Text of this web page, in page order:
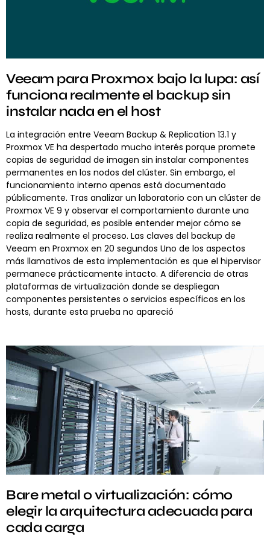
Veeam para Proxmox bajo la lupa: así
funciona realmente el backup sin
instalar nada en el host
La integración entre Veeam Backup & Replication 13.1 y
Proxmox VE ha despertado mucho interés porque promete
copias de seguridad de imagen sin instalar componentes
permanentes en los nodos del clúster. Sin embargo, el
funcionamiento interno apenas está documentado
públicamente. Tras analizar un laboratorio con un clúster de
Proxmox VE 9 y observar el comportamiento durante una
copia de seguridad, es posible entender mejor cómo se
realiza realmente el proceso. Las claves del backup de
Veeam en Proxmox en 20 segundos Uno de los aspectos
más llamativos de esta implementación es que el hipervisor
permanece prácticamente intacto. A diferencia de otras
plataformas de virtualización donde se despliegan
componentes persistentes o servicios específicos en los
hosts, durante esta prueba no apareció
Bare metal o virtualización: cómo
elegir la arquitectura adecuada para
cada carga